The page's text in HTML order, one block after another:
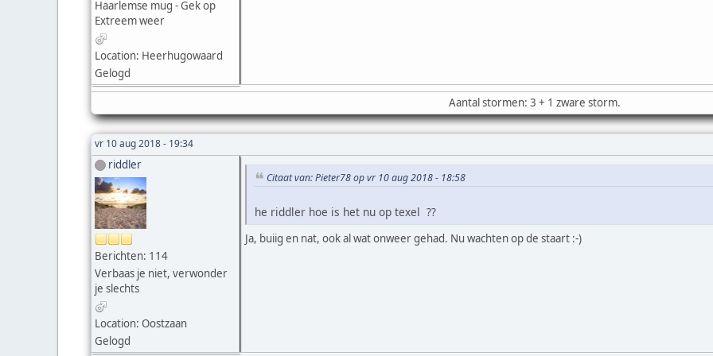
Haarlemse mug - Gek op
Extreem weer
Location: Heerhugowaard
Gelogd
Aantal stormen: 3 + 1 zware storm.
vr 10 aug 2018 - 19:34
riddler
Berichten: 114
Verbaas je niet, verwonder
je slechts
Location: Oostzaan
Gelogd
Citaat van: Pieter78 op vr 10 aug 2018 - 18:58
he riddler hoe is het nu op texel ??
Ja, buiig en nat, ook al wat onweer gehad. Nu wachten op de staart :-)